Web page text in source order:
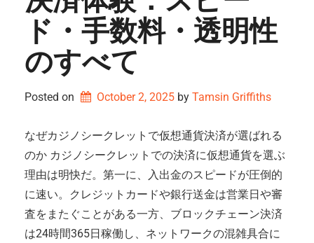
ド・手数料・透明性
のすべて
Posted on October 2, 2025 by Tamsin Griffiths
なぜカジノシークレットで仮想通貨決済が選ばれる
のか カジノシークレットでの決済に仮想通貨を選ぶ
理由は明快だ。第一に、入出金のスピードが圧倒的
に速い。クレジットカードや銀行送金は営業日や審
査をまたぐことがある一方、ブロックチェーン決済
は24時間365日稼働し、ネットワークの混雑具合に